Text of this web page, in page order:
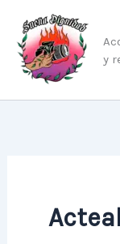
contenido
y
Acteal